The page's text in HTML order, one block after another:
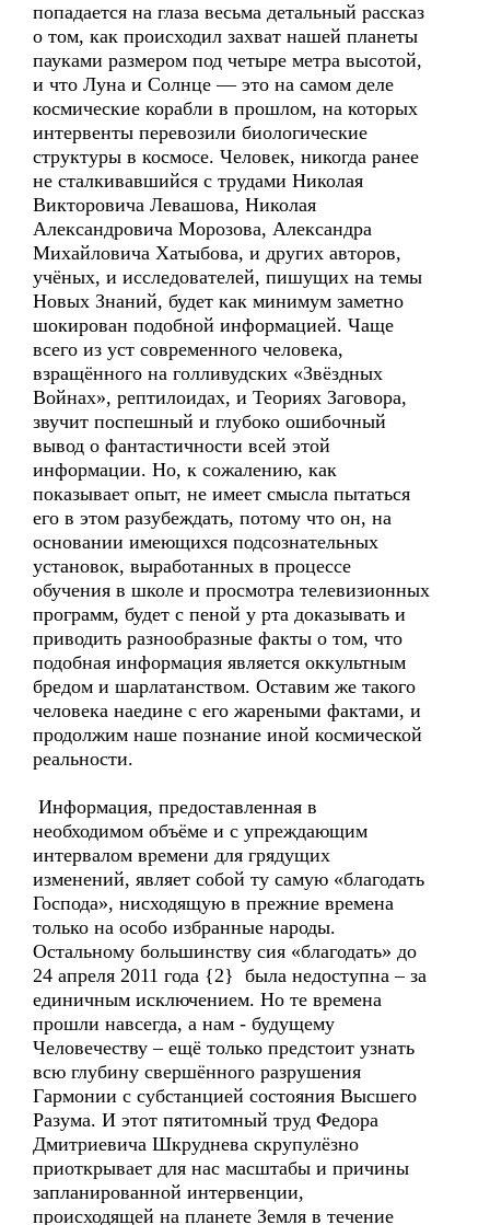
попадается на глаза весьма детальный рассказ
о том, как происходил захват нашей планеты
пауками размером под четыре метра высотой,
и что Луна и Солнце — это на самом деле
космические корабли в прошлом, на которых
интервенты перевозили биологические
структуры в космосе. Человек, никогда ранее
не сталкивавшийся с трудами Николая
Викторовича Левашова, Николая
Александровича Морозова, Александра
Михайловича Хатыбова, и других авторов,
учёных, и исследователей, пишущих на темы
Новых Знаний, будет как минимум заметно
шокирован подобной информацией. Чаще
всего из уст современного человека,
взращённого на голливудских «Звёздных
Войнах», рептилоидах, и Теориях Заговора,
звучит поспешный и глубоко ошибочный
вывод о фантастичности всей этой
информации. Но, к сожалению, как
показывает опыт, не имеет смысла пытаться
его в этом разубеждать, потому что он, на
основании имеющихся подсознательных
установок, выработанных в процессе
обучения в школе и просмотра телевизионных
программ, будет с пеной у рта доказывать и
приводить разнообразные факты о том, что
подобная информация является оккультным
бредом и шарлатанством. Оставим же такого
человека наедине с его жареными фактами, и
продолжим наше познание иной космической
реальности.
Информация, предоставленная в
необходимом объёме и с упреждающим
интервалом времени для грядущих
изменений, являет собой ту самую «благодать
Господа», нисходящую в прежние времена
только на особо избранные народы.
Остальному большинству сия «благодать» до
24 апреля 2011 года {2} была недоступна – за
единичным исключением. Но те времена
прошли навсегда, а нам - будущему
Человечеству – ещё только предстоит узнать
всю глубину свершённого разрушения
Гармонии с субстанцией состояния Высшего
Разума. И этот пятитомный труд Федора
Дмитриевича Шкруднева скрупулёзно
приоткрывает для нас масштабы и причины
запланированной интервенции,
происходящей на планете Земля в течение